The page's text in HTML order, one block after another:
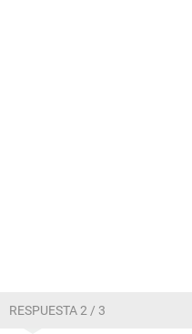
RESPUESTA 2 / 3